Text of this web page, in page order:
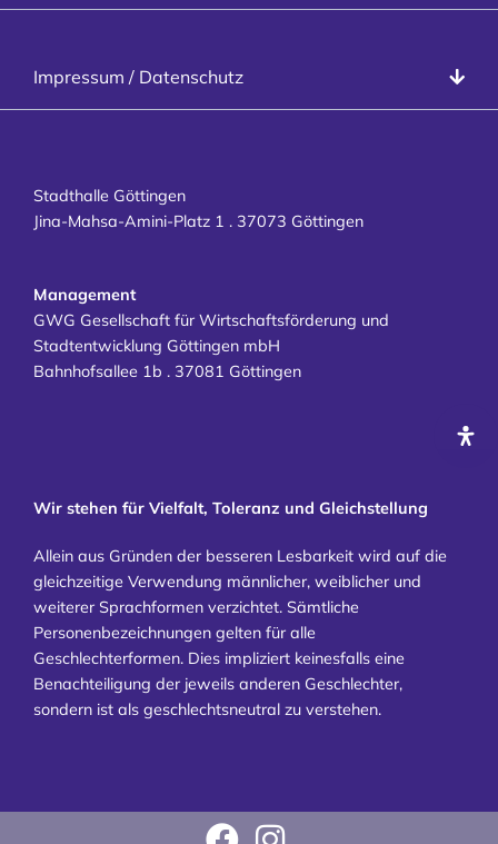
Impressum / Datenschutz
Stadthalle Göttingen
Jina-Mahsa-Amini-Platz 1 . 37073 Göttingen
Management
GWG Gesellschaft für Wirtschaftsförderung und
Stadtentwicklung Göttingen mbH
Bahnhofsallee 1b . 37081 Göttingen
Wir stehen für Vielfalt, Toleranz und Gleichstellung
Allein aus Gründen der besseren Lesbarkeit wird auf die
gleichzeitige Verwendung männlicher, weiblicher und
weiterer Sprachformen verzichtet. Sämtliche
Personenbezeichnungen gelten für alle
Geschlechterformen. Dies impliziert keinesfalls eine
Benachteiligung der jeweils anderen Geschlechter,
sondern ist als geschlechtsneutral zu verstehen.